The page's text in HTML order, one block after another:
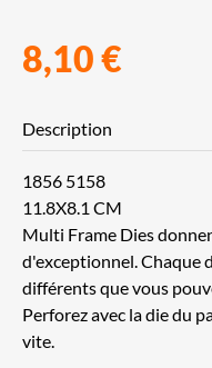
8,10 €
Description
1856 5158
11.8X8.1 CM
Multi Frame Dies
d'exceptionnel. Chaque
différents que vous
Perforez avec la die du
vite.